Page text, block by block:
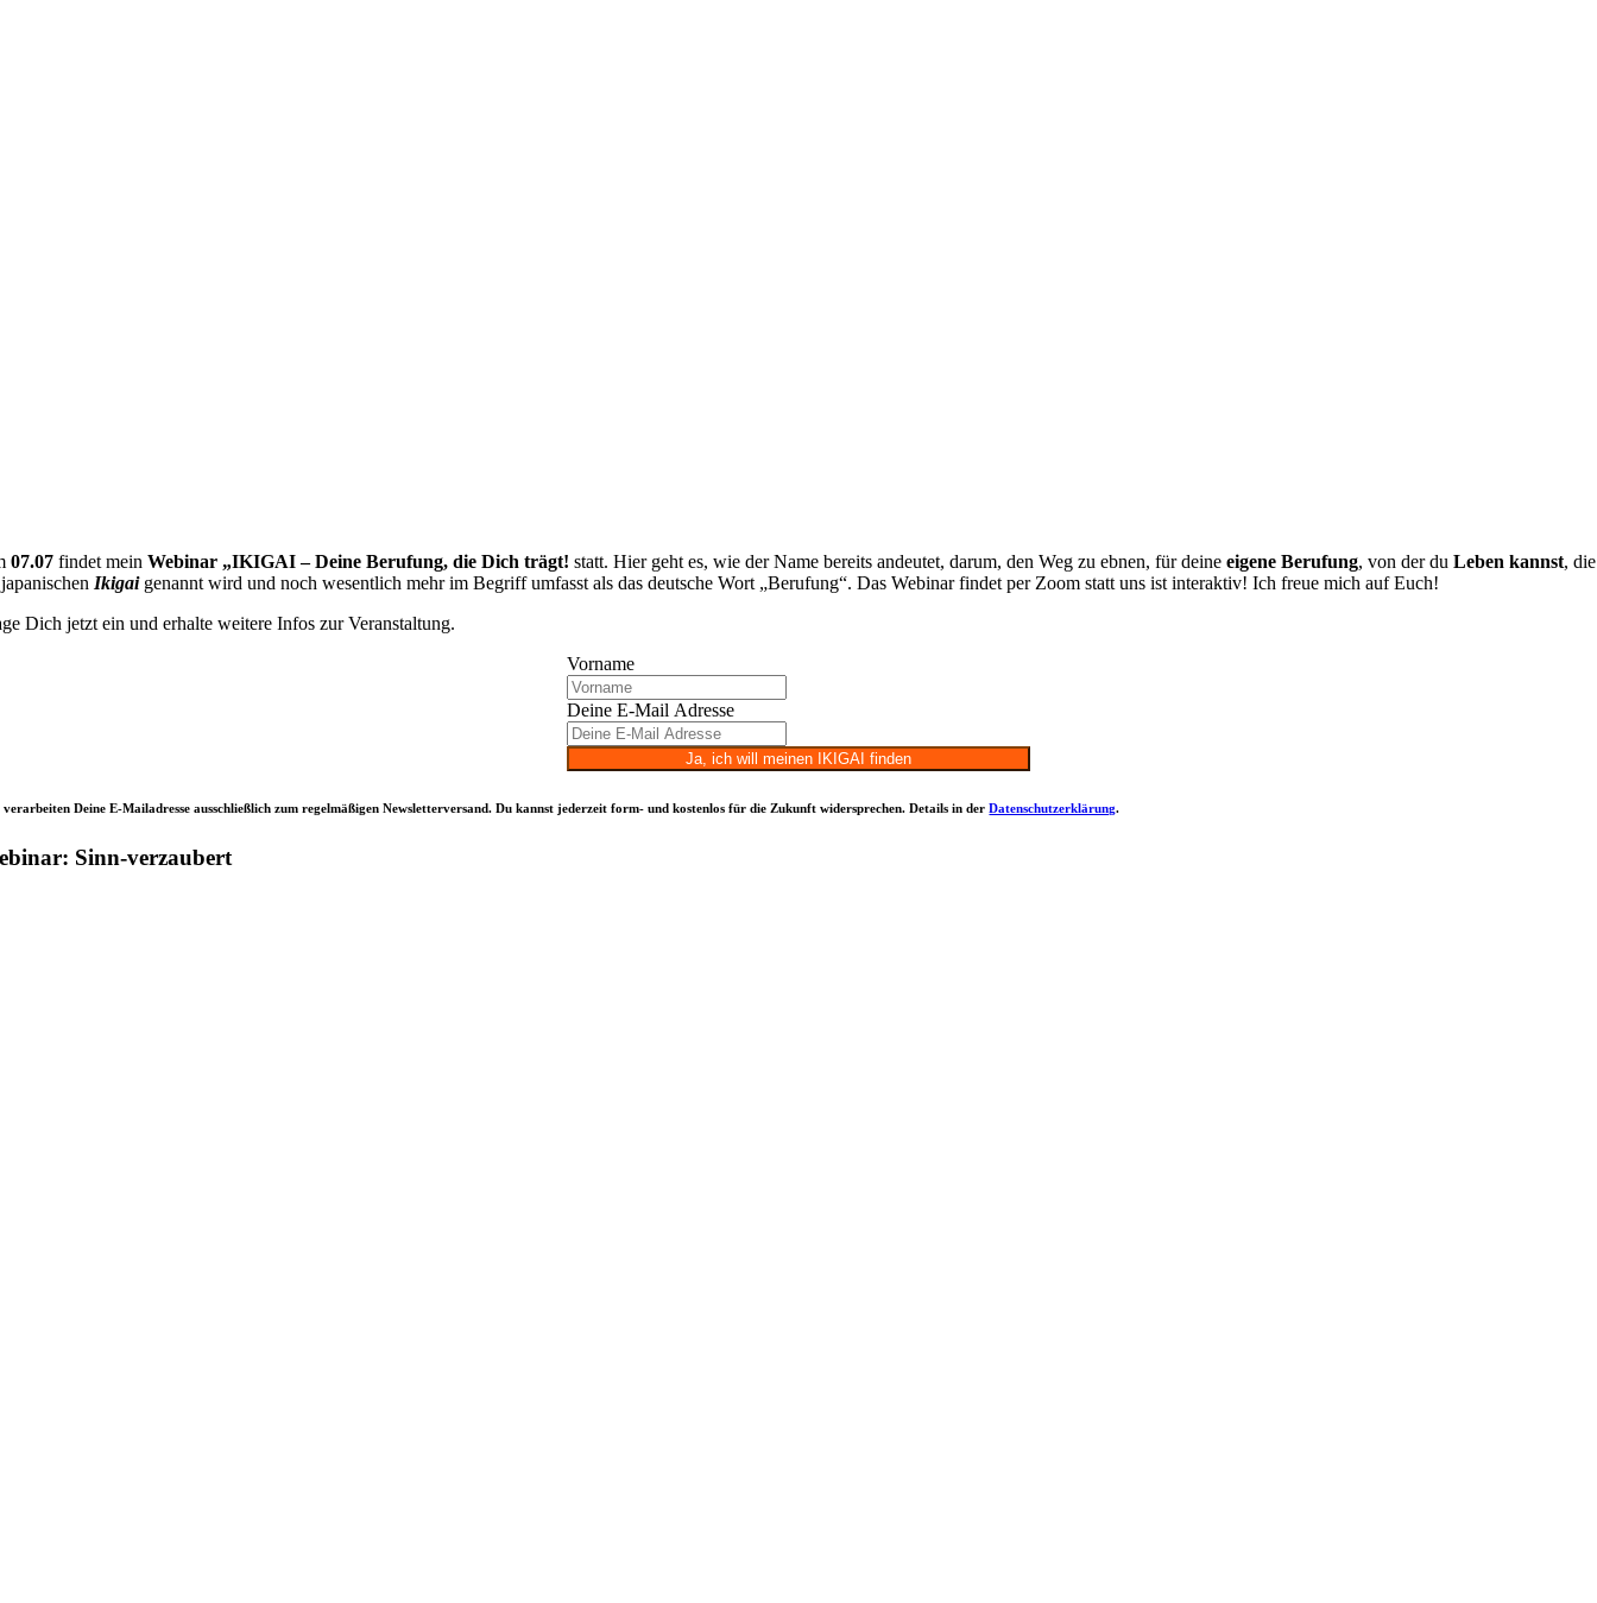
07.07findet meinWebinar „IKIGAI – Deine Berufung, die Dich trägt! statt. Hier geht es, wie der Name bereits andeutet, darum, den Weg zu ebnen, für deineeigene Berufung, von der duLeben kannst, die
Ikigai genannt wird und noch wesentlich mehr im Begriff umfasst als das deutsche Wort „Berufung“. Das Webinar findet per Zoom statt uns ist interaktiv! Ich freue mich auf Euch!
Dich jetzt ein und erhalte weitere Infos zur Veranstaltung.
Vorname
Deine E-Mail Adresse
Ja, ich will meinen IKIGAI finden
Deine E-Mailadresse ausschließlich zum regelmäßigen Newsletterversand. Du kannst jederzeit form- und kostenlos für die Zukunft widersprechen. Details in derDatenschutzerklärung.
Sinn-verzaubert